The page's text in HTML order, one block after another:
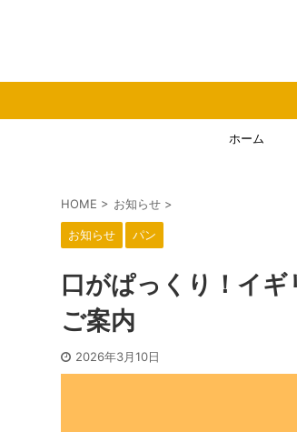
ホーム
HOME > お知らせ >
お知らせ パン
口がぱっくり！イ
ご案内
2026年3月10日